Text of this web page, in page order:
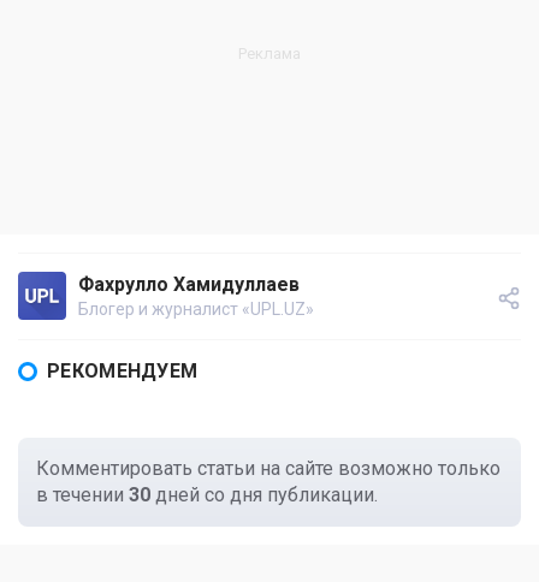
Фахрулло Хамидуллаев
Блогер и журналист «UPL.UZ»
РЕКОМЕНДУЕМ
Комментировать статьи на сайте возможно только
в течении 30 дней со дня публикации.